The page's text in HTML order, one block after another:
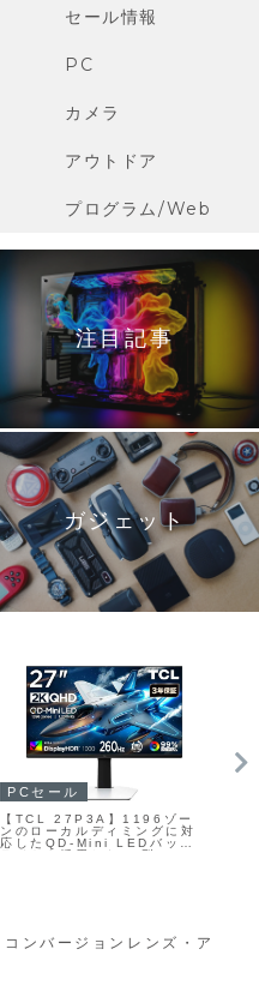
セール情報
PC
カメラ
アウトドア
プログラム/Web
注目記事
ガジェット
PCセール
【TCL 27P3A】1196ゾー
ンのローカルディミングに対
応したQD-Mini LEDバック
ライトを採用した27型WQHD
コンバージョンレンズ・ア